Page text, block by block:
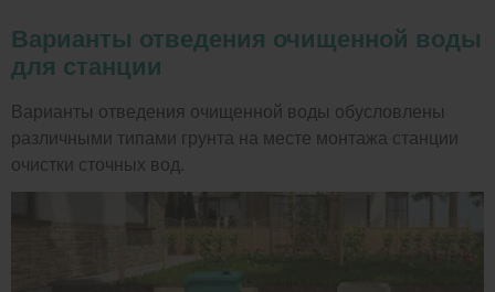
Варианты отведения очищенной воды
для станции
Варианты отведения очищенной воды обусловлены
различными типами грунта на месте монтажа станции
очистки сточных вод.